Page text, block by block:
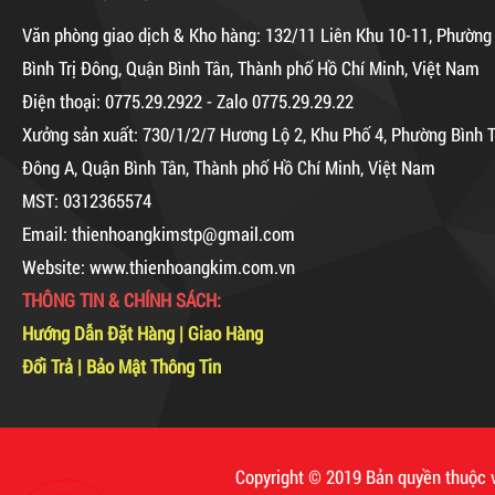
Máy Sản Xuất Băng Keo
Mã sản phẩm: MSXBK
Hot
Keo Chống Dột, Chống Thấm
Dây rút nhựa trắng và đen
15cm, 4*150
10,000 VNĐ 12,000 VNĐ
Combo 60 cây băng keo
trong 200Y 1.8kg
Văn phòng giao dịch & Kho hàng: 132/11 Liên Khu 10-11, Phường
Bình Trị Đông, Quận Bình Tân, Thành phố Hồ Chí Minh, Việt Nam
Điện thoại: 0775.29.2922 - Zalo 0775.29.29.22
Xưởng sản xuất: 730/1/2/7 Hương Lộ 2, Khu Phố 4, Phường Bình
Đông A, Quận Bình Tân, Thành phố Hồ Chí Minh, Việt Nam
MST: 0312365574
Email: thienhoangkimstp@gmail.com
Website: www.thienhoangkim.com.vn
THÔNG TIN & CHÍNH SÁCH:
Hướng Dẫn Đặt Hàng | Giao Hàng
Đổi Trả | Bảo Mật Thông Tin
Copyright © 2019 Bản quyền thuộc